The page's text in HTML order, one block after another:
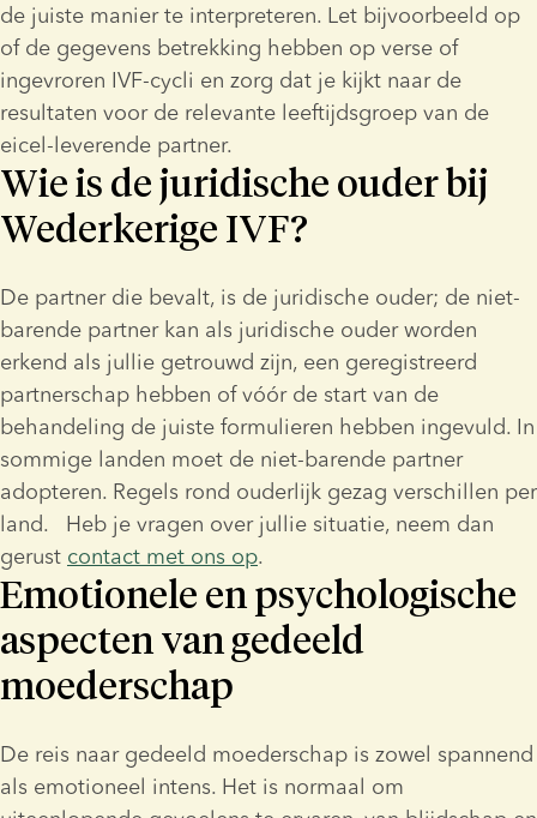
de juiste manier te interpreteren. Let bijvoorbeeld op
of de gegevens betrekking hebben op verse of
ingevroren IVF-cycli en zorg dat je kijkt naar de
resultaten voor de relevante leeftijdsgroep van de
eicel-leverende partner.
Wie is de juridische ouder bij
Wederkerige IVF?
De partner die bevalt, is de juridische ouder; de niet-
barende partner kan als juridische ouder worden
erkend als jullie getrouwd zijn, een geregistreerd
partnerschap hebben of vóór de start van de
behandeling de juiste formulieren hebben ingevuld. In
sommige landen moet de niet-barende partner
adopteren. Regels rond ouderlijk gezag verschillen per
land.   Heb je vragen over jullie situatie, neem dan
gerust contact met ons op.
Emotionele en psychologische
aspecten van gedeeld
moederschap
De reis naar gedeeld moederschap is zowel spannend
als emotioneel intens. Het is normaal om